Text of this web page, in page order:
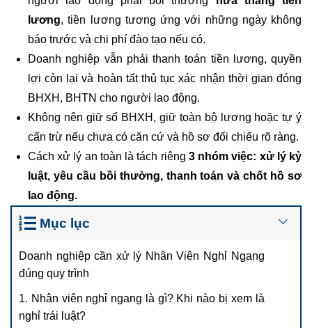
lương, tiền lương tương ứng với những ngày không
báo trước và chi phí đào tạo nếu có.
Doanh nghiệp vẫn phải thanh toán tiền lương, quyền
lợi còn lại và hoàn tất thủ tục xác nhận thời gian đóng
BHXH, BHTN cho người lao động.
Không nên giữ sổ BHXH, giữ toàn bộ lương hoặc tự ý
cấn trừ nếu chưa có căn cứ và hồ sơ đối chiếu rõ ràng.
Cách xử lý an toàn là tách riêng 3 nhóm việc: xử lý kỷ
luật, yêu cầu bồi thường, thanh toán và chốt hồ sơ
lao động.
Mục lục
Doanh nghiệp cần xử lý Nhân Viên Nghỉ Ngang
đúng quy trình
1. Nhân viên nghỉ ngang là gì? Khi nào bị xem là
nghỉ trái luật?